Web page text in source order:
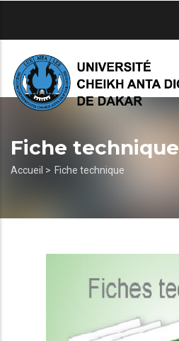
principal
Fiche technique
Fil
Accueil > Fiche technique